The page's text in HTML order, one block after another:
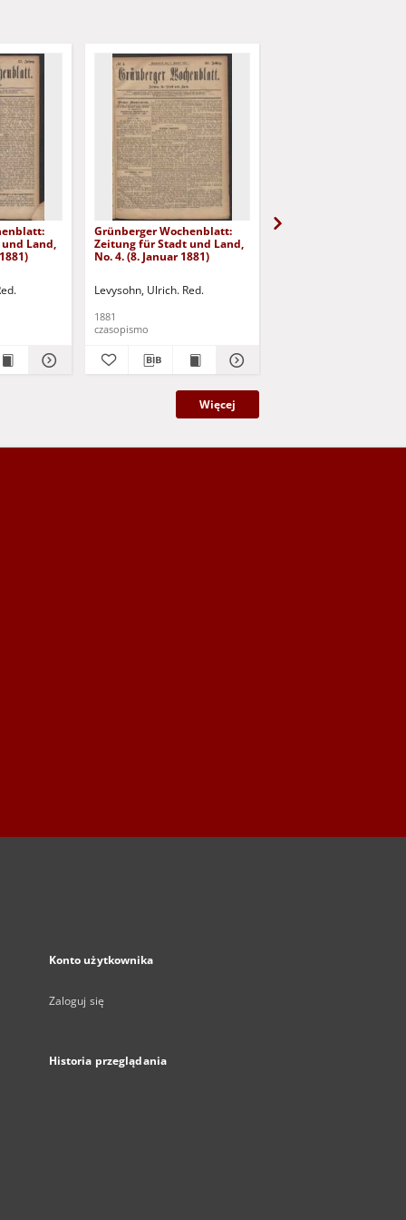
Land,
Grünberger Wochenblatt:
Zeitung für Stadt und Land,
No. 4. (8. Januar 1881)
Levysohn, Ulrich. Red.
1881
czasopismo
Więcej
Konto użytkownika
Zaloguj się
Historia przeglądania